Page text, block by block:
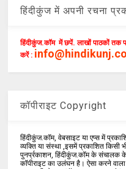
हिंदीकुंज में अपनी रचना
हिंदीकुंज.कॉम में छपें. लाखों पाठकों तक
करें :
कॉपीराइट Copyright
हिंदीकुंज.कॉम, वेबसाइट या एप्स में
व्यक्ति या संस्था ,इसमें प्रकाशित
पुनर्प्रकाशन, हिंदीकुंज.कॉम के संचालक
कॉपीराइट का उलंघन है। ऐसा करने